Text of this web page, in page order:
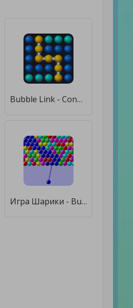
Bubble Link - Connect & Match [Бесплатные покупки]
Игра Шарики - Bubble Shooter [Бесплатные покупки]